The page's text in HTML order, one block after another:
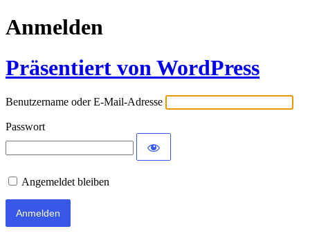
Anmelden
Präsentiert von WordPress
Benutzername oder E-Mail-Adresse
Passwort
Angemeldet bleiben